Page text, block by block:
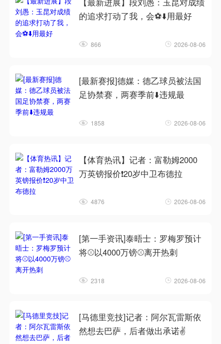
的追求打动了我，会⚽⬇️用最好
866 2026-08-06
[最新赛报]德媒：德乙球员被法国
足协禁赛，两赛季前⬇️违规最
1858 2026-08-06
【体育热讯】记者：富勒姆2000
万英镑报价❗20岁中卫布德拉
4876 2026-08-06
[第一手资讯]泰晤士：罗梅罗预计
将⚾以4000万镑⚾离开热刺
2318 2026-08-06
[马德里竞技]记者：阿尔瓦雷斯依
然想去巴萨，后者做出承诺✌️